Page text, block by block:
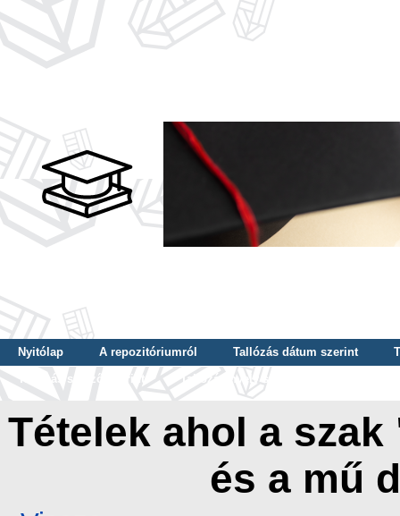
Nyitólap A repozitóriumról Tallózás dátum szerint
Tallózás szerző szerint
Tallózás nyelv szerint
Tételek ahol a
és a mű